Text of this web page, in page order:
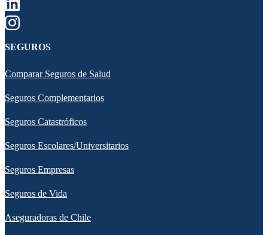
SEGUROS
Comparar Seguros de Salud
Seguros Complementarios
Seguros Catastróficos
Seguros Escolares/Universitarios
Seguros Empresas
Seguros de Vida
Aseguradoras de Chile